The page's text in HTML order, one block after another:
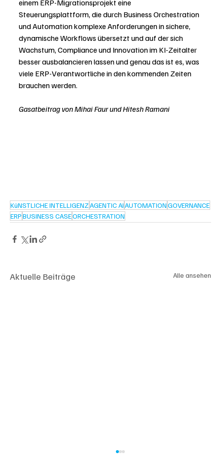
einem ERP-Migrationsprojekt eine
Steuerungsplattform, die durch Business Orchestration
und Automation komplexe Anforderungen in sichere,
dynamische Workflows übersetzt und auf der sich
Wachstum, Compliance und Innovation im KI-Zeitalter
besser ausbalancieren lassen und genau das ist es, was
viele ERP-Verantwortliche in den kommenden Zeiten
brauchen werden.
Gasatbeitrag von Mihai Faur und Hitesh Ramani
KüNSTLICHE INTELLIGENZAGENTIC AIAUTOMATIONGOVERNANCE
ERPBUSINESS CASEORCHESTRATION
Aktuelle Beiträge Alle ansehen